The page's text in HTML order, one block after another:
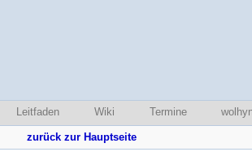
Leitfaden Wiki Termine
zurück zur Hauptseite